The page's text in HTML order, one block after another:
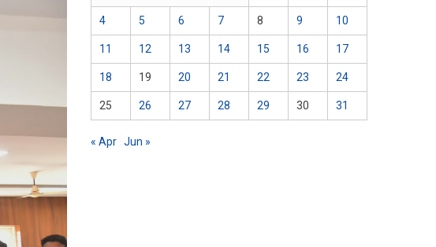
4 5 6 7 8 9 10
11 12 13 14 15 16 17
18 19 20 21 22 23 24
25 26 27 28 29 30 31
« Apr Jun »